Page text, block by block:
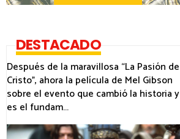
DESTACADO
Después de la maravillosa “La Pasión de
Cristo”, ahora la película de Mel Gibson
sobre el evento que cambió la historia y
es el fundam...